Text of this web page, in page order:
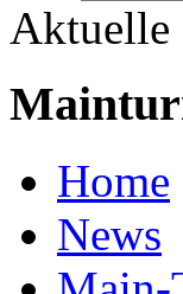
Aktuelle
Home
News